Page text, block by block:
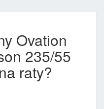
Ovation
235/55
raty?